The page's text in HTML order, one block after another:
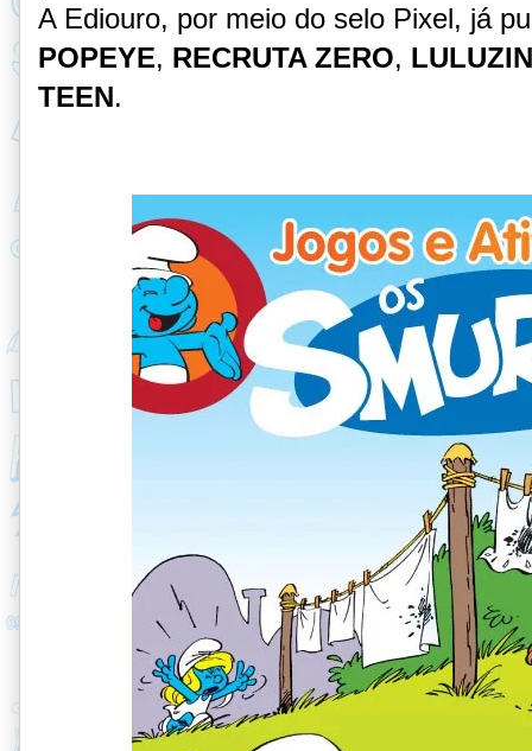
A Ediouro, por meio do selo Pixel, já
POPEYE, RECRUTA ZERO,
TEEN.